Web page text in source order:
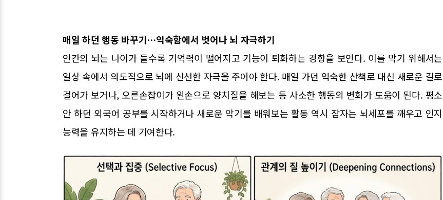
매일 하던 행동 바꾸기…익숙함에서 벗어나 뇌 자극하기
인간의 뇌는 나이가 들수록 기억력이 떨어지고 기능이 퇴화하는 경향을 보인다. 이를 막기 위해서는
일상 속에서 의도적으로 뇌에 신선한 자극을 주어야 한다. 매일 가던 익숙한 산책로 대신 새로운 길로
걸어가 보거나, 오른손잡이가 왼손으로 양치질을 해보는 등 사소한 행동의 변화가 도움이 된다. 평소
안 하던 외국어 공부를 시작하거나 새로운 악기를 배워보는 활동 역시 잠자는 뇌세포를 깨우고 인지
능력을 유지하는 데 기여한다.